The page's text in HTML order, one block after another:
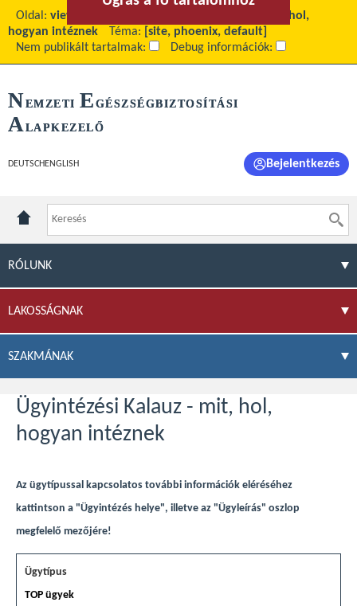
Oldal: view
Ügyintézési Kalauz - mit, hol,
hogyan intéznek
Téma:
[site, phoenix, default]
Nem publikált tartalmak:
Debug információk:
NEMZETI E GÉSZSÉGBIZTOSÍTÁSI
ALAPKEZELŐ
DEUTSCH ENGLISH Bejelentkezés
RÓLUNK
LAKOSSÁGNAK
SZAKMÁNAK
Ügyintézési Kalauz - mit, hol,
hogyan intéznek
Az ügytípussal kapcsolatos további információk eléréséhez
kattintson a "Ügyintézés helye", illetve az "Ügyleírás" oszlop
megfelelő mezőjére!
TOP ügyek